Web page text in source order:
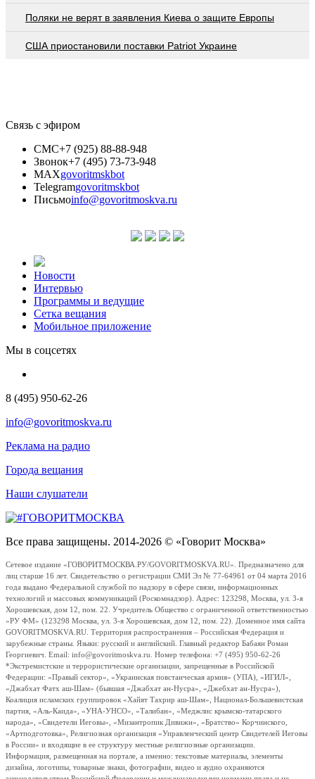
Поляки не верят в заявления Киева о защите Европы
США приостановили поставки Patriot Украине
Связь с эфиром
СМС+7 (925) 88-88-948
Звонок+7 (495) 73-73-948
MAXgovoritmskbot
Telegramgovoritmskbot
Письмоinfo@govoritmoskva.ru
Новости
Интервью
Программы и ведущие
Сетка вещания
Мобильное приложение
Мы в соцсетях
8 (495) 950-62-26
info@govoritmoskva.ru
Реклама на радио
Города вещания
Наши слушатели
Все права защищены. 2014-2026 © «Говорит Москва»
Сетевое издание «ГОВОРИТМОСКВА.РУ/GOVORITMOSKVA.RU». Предназначено для
лиц старше 16 лет. Свидетельство о регистрации СМИ Эл № 77-64961 от 04 марта 2016
года выдано Федеральной службой по надзору в сфере связи, информационных
технологий и массовых коммуникаций (Роскомнадзор). Адрес: 123298, Москва, ул. 3-я
Хорошевская, дом 12, пом. 22. Учредитель Общество с ограниченной ответственностью
«РУ ФМ» (123298 Москва, ул. 3-я Хорошевская, дом 12, пом. 22). Доменное имя сайта
GOVORITMOSKVA.RU. Территория распространения – Российская Федерация и
зарубежные страны. Языки: русский и английский. Главный редактор Бабаян Роман
Георгиевич. Email: info@govoritmoskva.ru. Номер телефона: +7 (495) 950-62-26
*Экстремистские и террористические организации, запрещенные в Российской
Федерации: «Правый сектор», «Украинская повстанческая армия» (УПА), «ИГИЛ»,
«Джабхат Фатх аш-Шам» (бывшая «Джабхат ан-Нусра», «Джебхат ан-Нусра»),
Коалиция исламских группировок «Хайят Тахрир аш-Шам», Национал-Большевистская
партия, «Аль-Каида», «УНА-УНСО», «Талибан», «Меджлис крымско-татарского
народа», «Свидетели Иеговы», «Мизантропик Дивижн», «Братство» Корчинского,
«Артподготовка», Религиозная организация «Управленческий центр Свидетелей Иеговы
в России» и входящие в ее структуру местные религиозные организации.
Информация, размещенная на портале, а именно: текстовые материалы, элементы
дизайна, логотипы, товарные знаки, фотографии, видео и аудио охраняются